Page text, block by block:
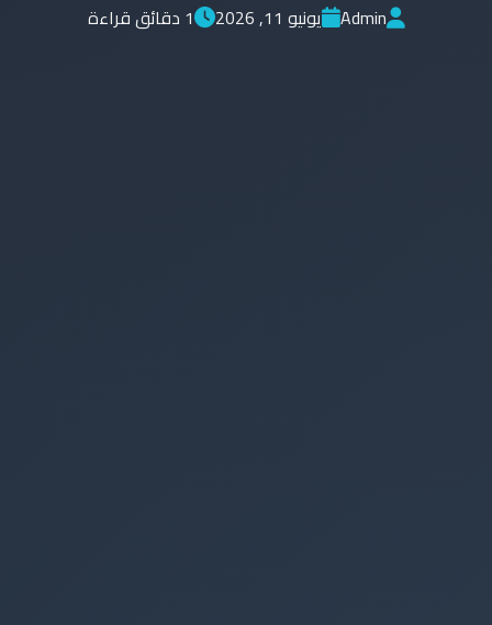
Admin يونيو 11, 2026 1 دقائق قراءة